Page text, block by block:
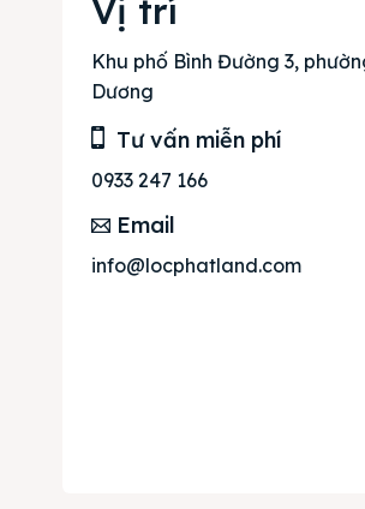
Vị trí
Khu phố Bình Đường 3,
Dương
Tư vấn miễn phí
0933 247 166
Email
info@locphatland.com